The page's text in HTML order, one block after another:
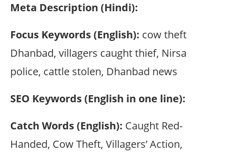
Meta Description (Hindi):
Focus Keywords (English): cow theft
Dhanbad, villagers caught thief, Nirsa
police, cattle stolen, Dhanbad news
SEO Keywords (English in one line):
Catch Words (English): Caught Red-
Handed, Cow Theft, Villagers’ Action,